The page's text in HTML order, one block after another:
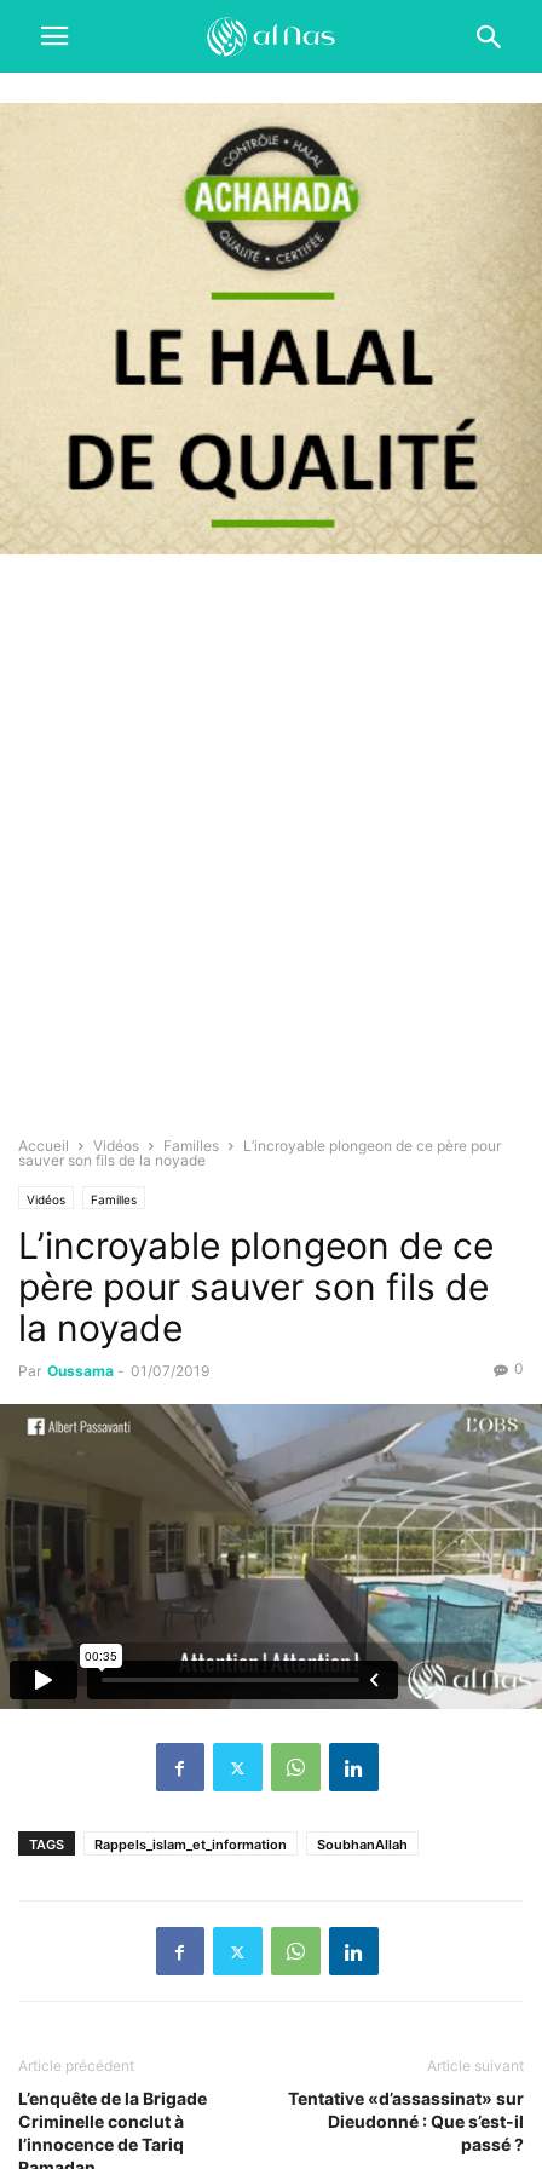
Accueil Vidéos Familles
L’incroyable plongeon de ce père pour
sauver son fils de la noyade
Vidéos Familles
L’incroyable plongeon de ce
père pour sauver son fils de
la noyade
Par Oussama - 01/07/2019 0
TAGS Rappels_islam_et_information SoubhanAllah
Article précédent
L’enquête de la Brigade
Criminelle conclut à
l’innocence de Tariq
Article suivant
Tentative «d’assassinat» sur
Dieudonné : Que s’est-il
passé ?